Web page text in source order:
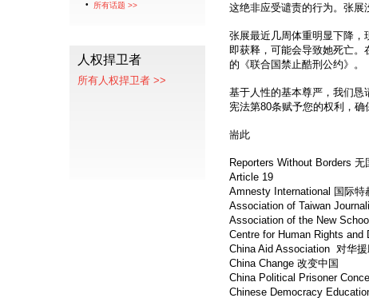
所有话题 >>
人权捍卫者
所有人权捍卫者 >>
这绝非应受谴责的行为。张展
张展最近几周体重明显下降，
即获释，可能会导致她死亡
的《联合国禁止酷刑公约》。
基于人性的基本尊严，我们恳
宪法第80条赋予您的权利，确
耑此
Reporters Without Borders 无
Article 19
Amnesty International 国际特
Association of Taiwan
Association of the New
Centre for Human Rights and
China Aid Association 对华
China Change 改变中国
China Political Prisoner
Chinese Democracy